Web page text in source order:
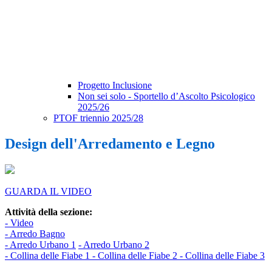
Progetto Inclusione
Non sei solo - Sportello d’Ascolto Psicologico
2025/26
PTOF triennio 2025/28
Design dell'Arredamento e Legno
GUARDA IL VIDEO
Attività della sezione:
- Video
- Arredo Bagno
- Arredo Urbano 1 - Arredo Urbano 2
- Collina delle Fiabe 1 - Collina delle Fiabe 2 - Collina delle Fiabe 3